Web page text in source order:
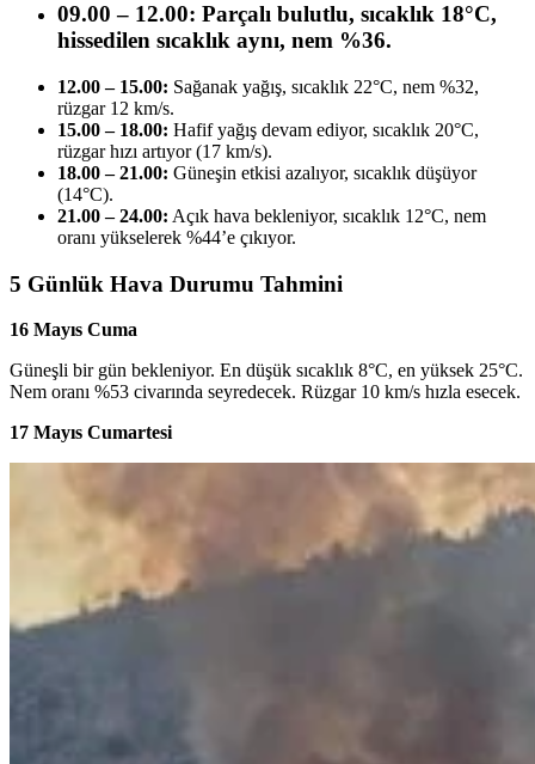
09.00 – 12.00: Parçalı bulutlu, sıcaklık 18°C,
hissedilen sıcaklık aynı, nem %36.
12.00 – 15.00: Sağanak yağış, sıcaklık 22°C, nem %32,
rüzgar 12 km/s.
15.00 – 18.00: Hafif yağış devam ediyor, sıcaklık 20°C,
rüzgar hızı artıyor (17 km/s).
18.00 – 21.00: Güneşin etkisi azalıyor, sıcaklık düşüyor
(14°C).
21.00 – 24.00: Açık hava bekleniyor, sıcaklık 12°C, nem
oranı yükselerek %44’e çıkıyor.
5 Günlük Hava Durumu Tahmini
16 Mayıs Cuma
Güneşli bir gün bekleniyor. En düşük sıcaklık 8°C, en yüksek 25°C.
Nem oranı %53 civarında seyredecek. Rüzgar 10 km/s hızla esecek.
17 Mayıs Cumartesi